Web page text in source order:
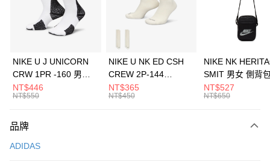
合作金庫商業銀行
第一商業銀行
華南商業銀行
彰化商業銀行
上海商業儲蓄銀行
元大商業銀行
台灣樂天信用卡公司
Apple Pay
全盈+PAY
AFTEE先享後付
【關於「AFTEE先享後付」】
便利好安心！
運送方式
NIKE U J UNICORN
CRW 1PR -160 男女
中統襪 FZ3393100
NT$446
NT$550
NIKE U NK ED CSH
CREW 2P-144
EMBRDY 男女 短統襪
FZ3073133
NT$365
NT$450
NIKE NK
SMIT 男女 側背
BA5871010
NT$527
NT$650
品牌
ADIDAS